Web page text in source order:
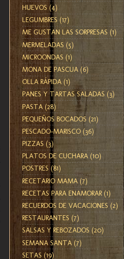
HUEVOS (4)
LEGUMBRES (17)
ME GUSTAN LAS SORPRESAS (1)
MERMELADAS (5)
MICROONDAS (1)
MONA DE PASCUA (6)
OLLA RÁPIDA (1)
PANES Y TARTAS SALADAS (3)
PASTA (28)
PEQUEÑOS BOCADOS (21)
PESCADO-MARISCO (36)
PIZZAS (3)
PLATOS DE CUCHARA (10)
POSTRES (81)
RECETARIO MAMA (7)
RECETAS PARA ENAMORAR (1)
RECUERDOS DE VACACIONES (2)
RESTAURANTES (7)
SALSAS Y REBOZADOS (20)
SEMANA SANTA (7)
SETAS (19)